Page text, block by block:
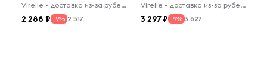
Virelle - доставка из-за рубежа
2 288 -9% 2 517
Virelle - доставка из-за рубежа
3 297 -9% 3 627